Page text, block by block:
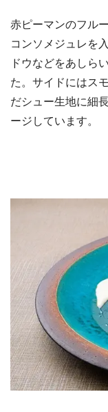
赤ピーマンのフル
コンソメジュレを
ドウなどをあしら
た。サイドにはス
だシュー生地に細
ージしています。